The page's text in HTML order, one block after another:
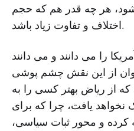
شود، هر چه قدر هم که حجم
اختلاف و تفاوت زیاد باشد.
را می دانند و می دانند
از این نقش چشم پوشی
که از ریاض بهتر کسی را به
نخواهد یافت، چرا که برای
کرده و محور ثبات سیاسی،